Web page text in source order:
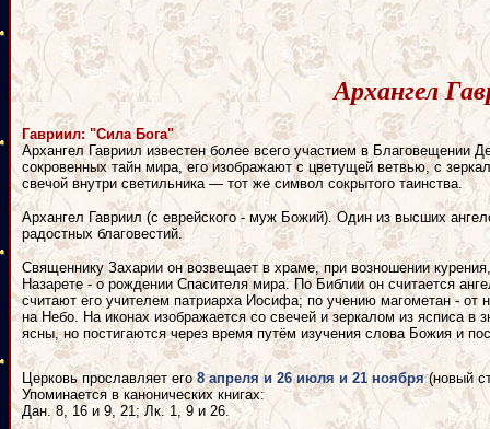
Архангел
Гавриил: "Сила Бога"
Архангел Гавриил известен более всего участием в Благовещении
сокровенных тайн мира, его изображают с цветущей ветвью, с
свечой внутри светильника — тот же символ сокрытого таинства.
Архангел Гавриил (с еврейского - муж Божий). Один из высших
радостных благовестий.
Священнику Захарии он возвещает в храме, при возношении
Назарете - о рождении Спасителя мира. По Библии он считается
считают его учителем патриарха Иосифа; по учению магометан - от
на Небо. На иконах изображается со свечей и зеркалом из ясписа в
ясны, но постигаются через время путём изучения слова Божия и
Церковь прославляет его8 апреля и 26 июля и 21 ноября(новый
Упоминается в канонических книгах:
Дан. 8, 16 и 9, 21; Лк. 1, 9 и 26.